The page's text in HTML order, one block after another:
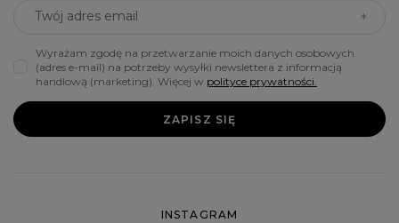
Twój adres email
Wyrażam zgodę na przetwarzanie moich danych osobowych
(adres e-mail) na potrzeby wysyłki newslettera z informacją
handlową (marketing). Więcej w polityce prywatności.
ZAPISZ SIĘ
INSTAGRAM